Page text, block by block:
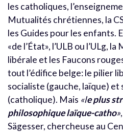
les catholiques,
Mutualités chrétiennes, la
les Guides pour les enfants.
«de l’État», l’ULB ou l’ULg,
libérale et les Faucons
tout l’édifice belge: le pilier
socialiste (gauche, laïque)
(catholique). Mais «le plus
philosophique laïque-catho»
Sägesser, chercheuse au